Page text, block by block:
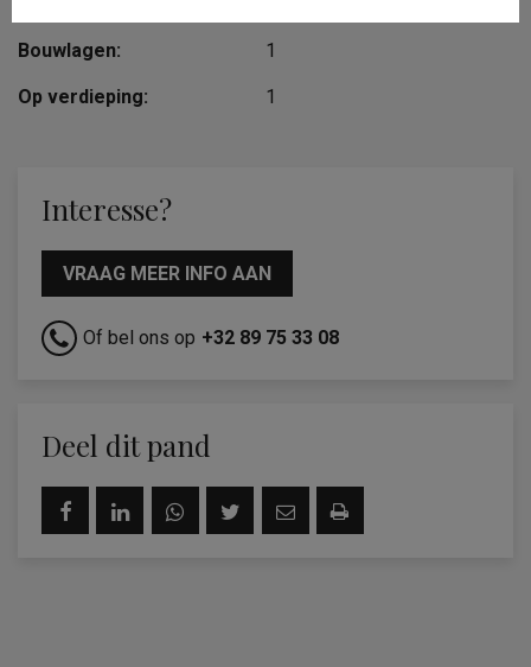
Bouwlagen: 1
Op verdieping: 1
Interesse?
VRAAG MEER INFO AAN
Of bel ons op +32 89 75 33 08
Deel dit pand